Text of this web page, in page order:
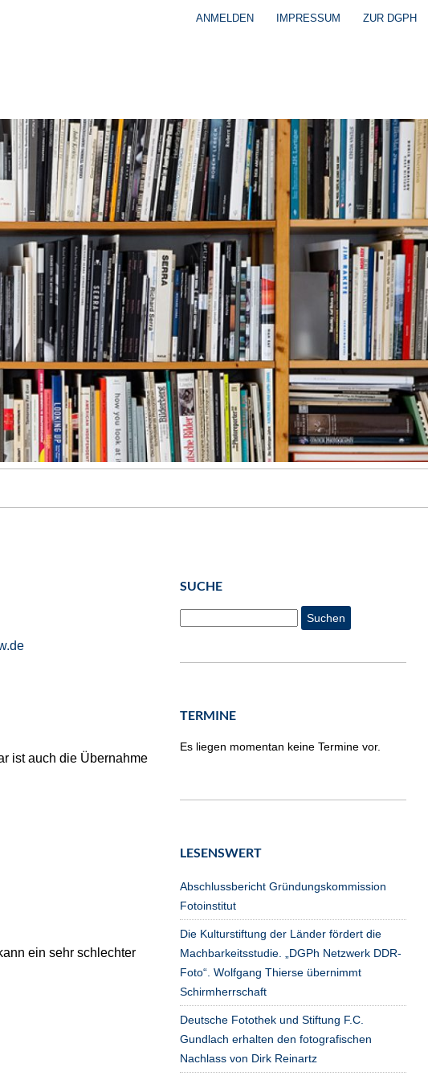
Benutzermenü
ANMELDEN IMPRESSUM ZUR DGPH
ist auch die Übernahme
ein sehr schlechter
SUCHE
TERMINE
Es liegen momentan keine Termine vor.
LESENSWERT
Abschlussbericht Gründungskommission
Fotoinstitut
Die Kulturstiftung der Länder fördert die
Machbarkeitsstudie. „DGPh Netzwerk DDR-
Foto“. Wolfgang Thierse übernimmt
Schirmherrschaft
Deutsche Fotothek und Stiftung F.C.
Gundlach erhalten den fotografischen
Nachlass von Dirk Reinartz